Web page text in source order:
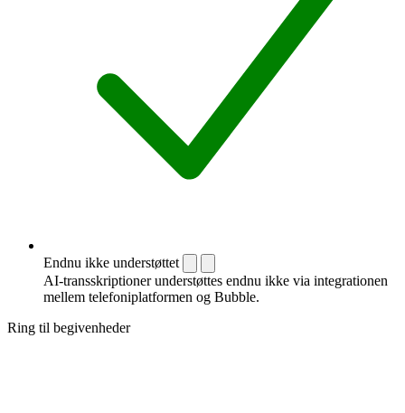
Endnu ikke understøttet
AI-transskriptioner understøttes endnu ikke via integrationen
mellem telefoni­platformen og Bubble.
Ring til begivenheder